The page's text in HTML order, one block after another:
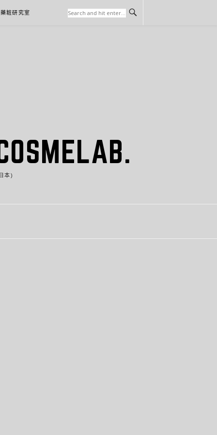
粧研究室
本)